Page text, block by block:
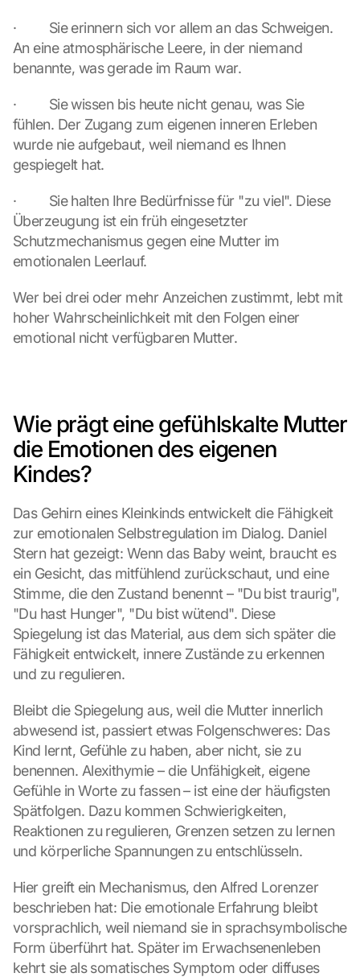
·         Sie erinnern sich vor allem an das Schweigen.
An eine atmosphärische Leere, in der niemand
benannte, was gerade im Raum war.
·         Sie wissen bis heute nicht genau, was Sie
fühlen. Der Zugang zum eigenen inneren Erleben
wurde nie aufgebaut, weil niemand es Ihnen
gespiegelt hat.
·         Sie halten Ihre Bedürfnisse für "zu viel". Diese
Überzeugung ist ein früh eingesetzter
Schutzmechanismus gegen eine Mutter im
emotionalen Leerlauf.
Wer bei drei oder mehr Anzeichen zustimmt, lebt mit
hoher Wahrscheinlichkeit mit den Folgen einer
emotional nicht verfügbaren Mutter.
Wie prägt eine gefühlskalte Mutter
die Emotionen des eigenen
Kindes?
Das Gehirn eines Kleinkinds entwickelt die Fähigkeit
zur emotionalen Selbstregulation im Dialog. Daniel
Stern hat gezeigt: Wenn das Baby weint, braucht es
ein Gesicht, das mitfühlend zurückschaut, und eine
Stimme, die den Zustand benennt – "Du bist traurig",
"Du hast Hunger", "Du bist wütend". Diese
Spiegelung ist das Material, aus dem sich später die
Fähigkeit entwickelt, innere Zustände zu erkennen
und zu regulieren.
Bleibt die Spiegelung aus, weil die Mutter innerlich
abwesend ist, passiert etwas Folgenschweres: Das
Kind lernt, Gefühle zu haben, aber nicht, sie zu
benennen. Alexithymie – die Unfähigkeit, eigene
Gefühle in Worte zu fassen – ist eine der häufigsten
Spätfolgen. Dazu kommen Schwierigkeiten,
Reaktionen zu regulieren, Grenzen setzen zu lernen
und körperliche Spannungen zu entschlüsseln.
Hier greift ein Mechanismus, den Alfred Lorenzer
beschrieben hat: Die emotionale Erfahrung bleibt
vorsprachlich, weil niemand sie in sprachsymbolische
Form überführt hat. Später im Erwachsenenleben
kehrt sie als somatisches Symptom oder diffuses